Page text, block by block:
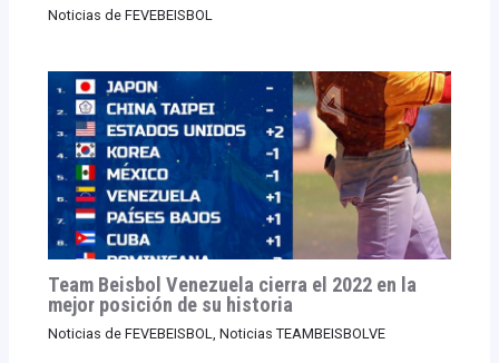
Noticias de FEVEBEISBOL
Team Beisbol Venezuela cierra el 2022 en la
mejor posición de su historia
Noticias de FEVEBEISBOL Noticias TEAMBEISBOLVE